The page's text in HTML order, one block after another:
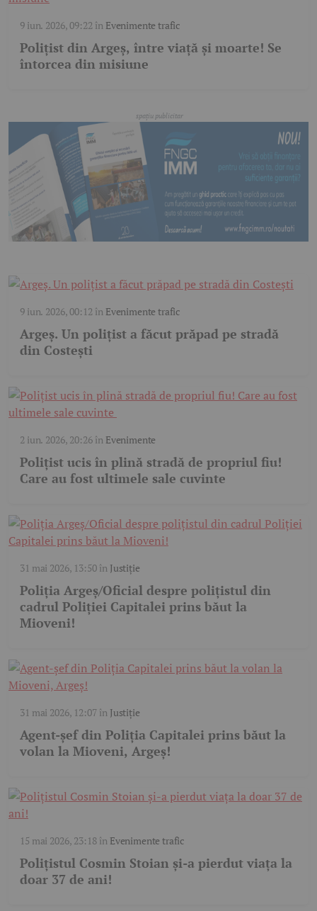
9 iun. 2026, 09:22 în Evenimente trafic
Polițist din Argeș, între viață și moarte! Se
întorcea din misiune
9 iun. 2026, 00:12 în Evenimente trafic
Argeş. Un polițist a făcut prăpad pe stradă
din Costești
2 iun. 2026, 20:26în Evenimente
Polițist ucis în plină stradă de propriul fiu!
Care au fost ultimele sale cuvinte
31 mai 2026, 13:50în Justiție
Poliția Argeș/Oficial despre polițistul din
cadrul Poliției Capitalei prins băut la
Mioveni!
31 mai 2026, 12:07în Justiție
Agent-șef din Poliția Capitalei prins băut la
volan la Mioveni, Argeş!
15 mai 2026, 23:18în Evenimente trafic
Polițistul Cosmin Stoian și-a pierdut viața la
doar 37 de ani!